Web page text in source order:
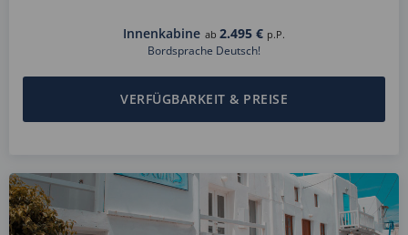
Innenkabine ab 2.495 € p.P.
Bordsprache Deutsch!
VERFÜGBARKEIT & PREISE